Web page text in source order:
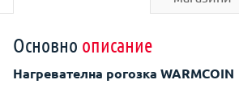
Основно описание
Нагревателна рогозка WARMCOIN